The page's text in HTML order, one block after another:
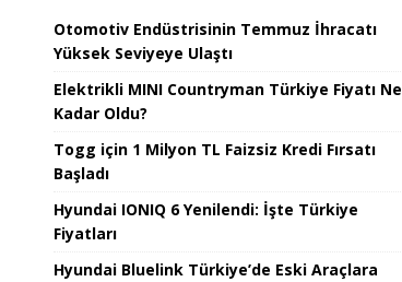
Otomotiv Endüstrisinin Temmuz İhracatı
Yüksek Seviyeye Ulaştı
Elektrikli MINI Countryman Türkiye Fiyatı Ne
Kadar Oldu?
Togg için 1 Milyon TL Faizsiz Kredi Fırsatı
Başladı
Hyundai IONIQ 6 Yenilendi: İşte Türkiye
Fiyatları
Hyundai Bluelink Türkiye’de Eski Araçlara